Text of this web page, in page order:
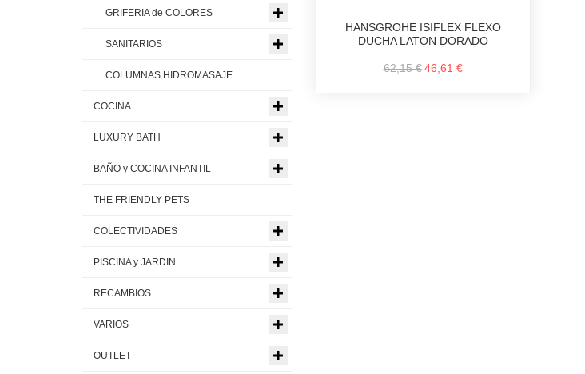
HANSGROHE ISIFLEX FLEXO
DUCHA LATON DORADO
62,15 € 46,61 €
GRIFERIA de COLORES
SANITARIOS
COLUMNAS HIDROMASAJE
COCINA
LUXURY BATH
BAÑO y COCINA INFANTIL
THE FRIENDLY PETS
COLECTIVIDADES
PISCINA y JARDIN
RECAMBIOS
VARIOS
OUTLET